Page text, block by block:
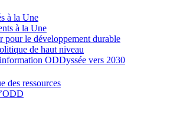
à la Une
à la Une
pour le développement durable
de haut niveau
ODDyssée vers 2030
des ressources